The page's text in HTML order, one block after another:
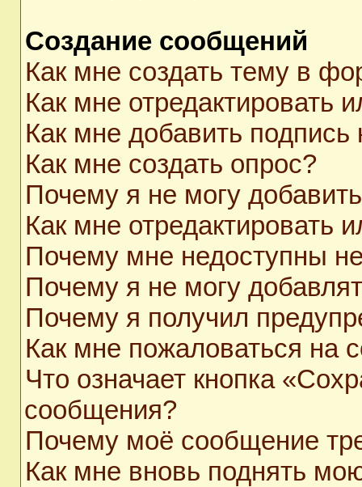
Создание сообщений
Как мне создать тему в
Как мне отредактировать
Как мне добавить
Как мне создать опрос?
Почему я не могу
Как мне отредактировать
Почему мне недоступны
Почему я не могу
Почему я получил
Как мне пожаловаться на
Что означает кнопка
сообщения?
Почему моё сообщение
Как мне вновь поднять